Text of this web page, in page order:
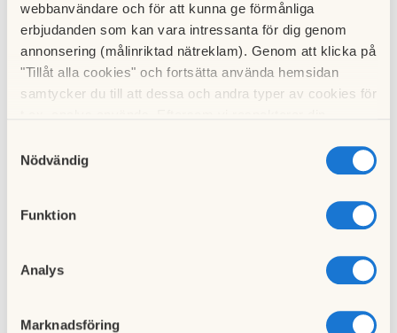
webbanvändare och för att kunna ge förmånliga
erbjudanden som kan vara intressanta för dig genom
annonsering (målinriktad nätreklam). Genom att klicka på
"Tillåt alla cookies" och fortsätta använda hemsidan
samtycker du till att dessa och andra typer av cookies för
cookies och välja att endast tillåta ett urval.
Nödvändig
Funktion
Analys
Marknadsföring
Idag har vi skapat en enskild flik på hemsidan som har målet
att förbereda och informera er inför den rådande
balkongrenoveringen och den extrastämma som kommer
Styrelsen